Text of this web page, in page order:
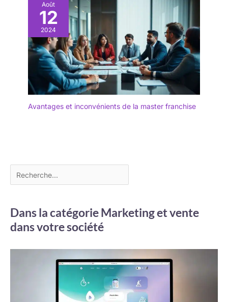
Août
12
2024
Avantages et inconvénients de la master franchise
Dans la catégorie Marketing et vente
dans votre société